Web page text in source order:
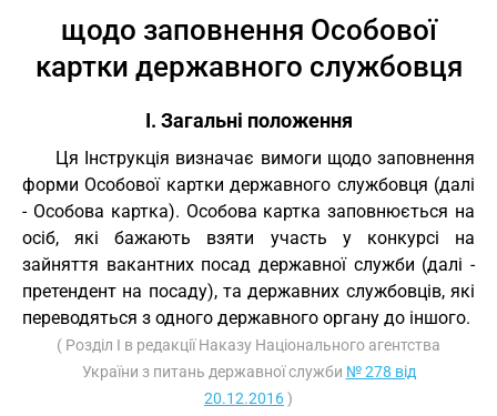
щодо заповнення Особової
картки державного службовця
І. Загальні положення
Ця Інструкція визначає вимоги щодо заповнення
форми Особової картки державного службовця (далі
- Особова картка). Особова картка заповнюється на
осіб, які бажають взяти участь у конкурсі на
зайняття вакантних посад державної служби (далі -
претендент на посаду), та державних службовців, які
переводяться з одного державного органу до іншого.
( Розділ I в редакції Наказу Національного агентства
України з питань державної служби № 278 від
20.12.2016)